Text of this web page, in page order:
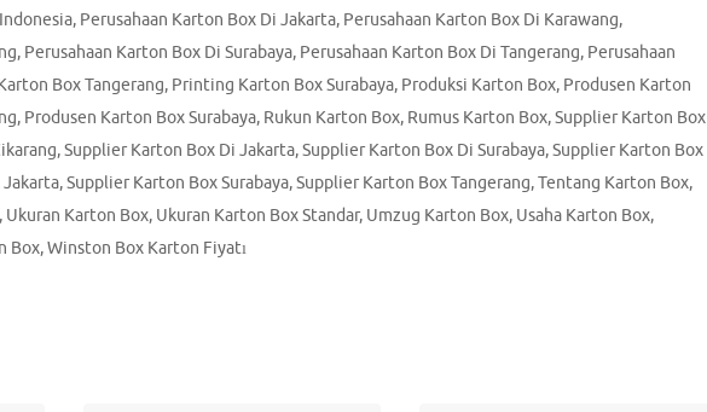
, Perusahaan Karton Box Di Jakarta, Perusahaan Karton Box Di Karawang,
, Perusahaan Karton Box Di Surabaya, Perusahaan Karton Box Di Tangerang, Perusahaan
Box Tangerang, Printing Karton Box Surabaya, Produksi Karton Box, Produsen Karton
, Produsen Karton Box Surabaya, Rukun Karton Box, Rumus Karton Box,Supplier Karton Box
,Supplier Karton Box Di Jakarta,Supplier Karton Box Di Surabaya,Supplier Karton Box
,Supplier Karton Box Surabaya,Supplier Karton Box Tangerang,Tentang Karton Box,
, Ukuran Karton Box, Ukuran Karton Box Standar, Umzug Karton Box, Usaha Karton Box,
Box,Winston Box Karton Fiyatı